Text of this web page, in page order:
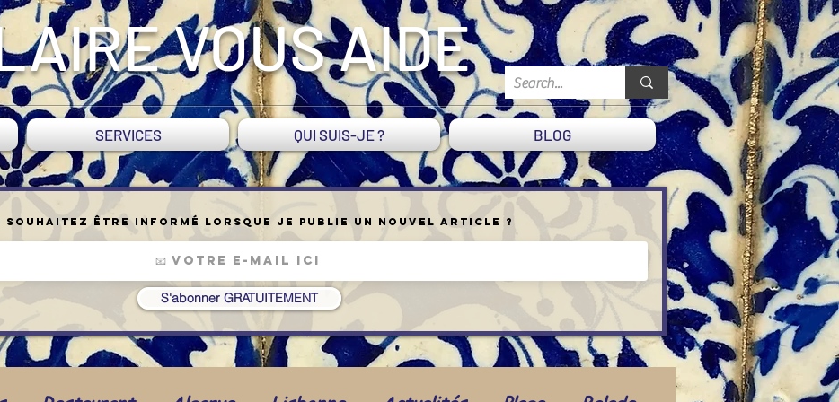
VOUS AIDE
SERVICES QUI SUIS-JE ? BLOG
souhaitez être informé lorsque je publie un nouvel article ?
S'abonner GRATUITEMENT